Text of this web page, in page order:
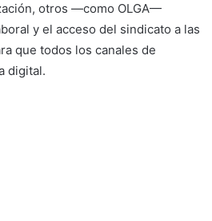
otros —como OLGA—
y el acceso del sindicato a las
que todos los canales de
digital.